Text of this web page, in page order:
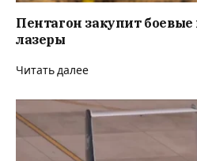
Пентагон закупит
лазеры
Читать далее